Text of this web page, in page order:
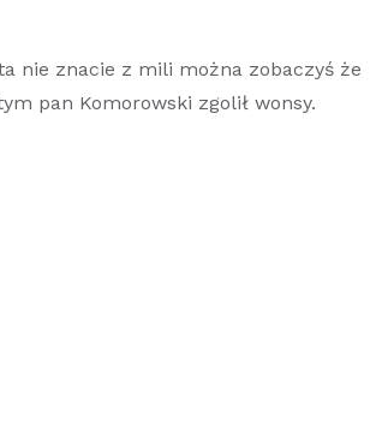
nie znacie z mili można zobaczyś że
pan Komorowski zgolił wonsy.